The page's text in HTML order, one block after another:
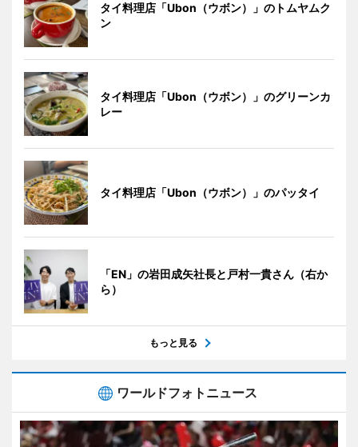
タイ料理店「Ubon（ウボン）」のトムヤムク
ン
タイ料理店「Ubon（ウボン）」のグリーンカ
レー
タイ料理店「Ubon（ウボン）」のパッタイ
「EN」の岩田成矢社長と戸村一貴さん（右か
ら）
もっと見る
ワールドフォトニュース